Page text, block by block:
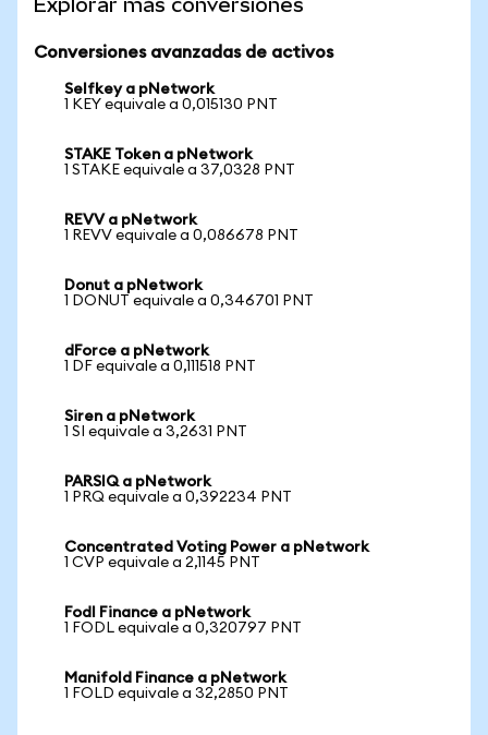
Explorar más conversiones
Conversiones avanzadas de activos
Selfkey a pNetwork
1 KEY equivale a 0,015130 PNT
STAKE Token a pNetwork
1 STAKE equivale a 37,0328 PNT
REVV a pNetwork
1 REVV equivale a 0,086678 PNT
Donut a pNetwork
1 DONUT equivale a 0,346701 PNT
dForce a pNetwork
1 DF equivale a 0,111518 PNT
Siren a pNetwork
1 SI equivale a 3,2631 PNT
PARSIQ a pNetwork
1 PRQ equivale a 0,392234 PNT
Concentrated Voting Power a pNetwork
1 CVP equivale a 2,1145 PNT
Fodl Finance a pNetwork
1 FODL equivale a 0,320797 PNT
Manifold Finance a pNetwork
1 FOLD equivale a 32,2850 PNT